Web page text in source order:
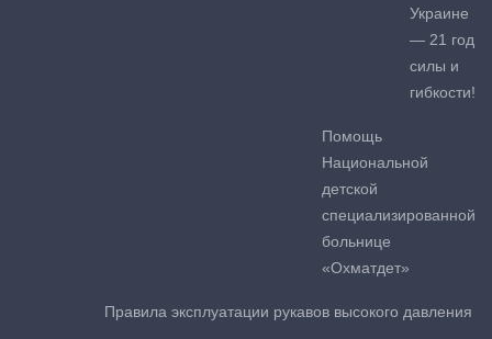
Украине
— 21 год
силы и
гибкости!
Помощь
Национальной
детской
специализированной
больнице
«Охматдет»
Правила эксплуатации рукавов высокого давления